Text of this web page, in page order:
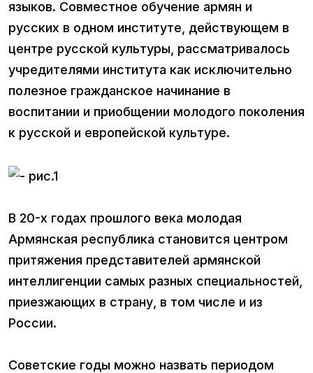
языков. Совместное обучение армян и
русских в одном институте, действующем в
центре русской культуры, рассматривалось
учредителями института как исключительно
полезное гражданское начинание в
воспитании и приобщении молодого поколения
к русской и европейской культуре.
В 20-х годах прошлого века молодая
Армянская республика становится центром
притяжения представителей армянской
интеллигенции самых разных специальностей,
приезжающих в страну, в том числе и из
России.
Советские годы можно назвать периодом